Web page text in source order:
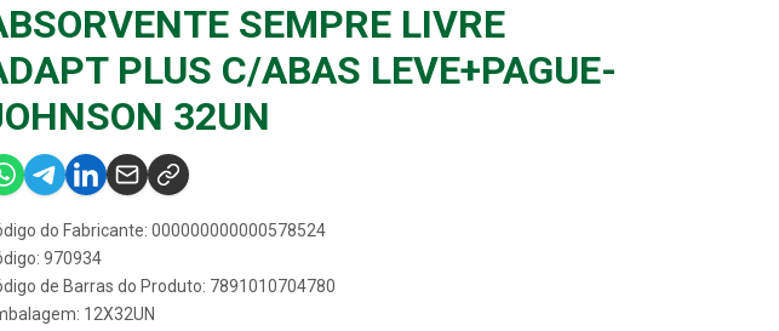
SEMPRE LIVRE
PLUS C/ABAS LEVE+PAGUE-
32UN
do Fabricante: 000000000000578524
970934
de Barras do Produto: 7891010704780
12X32UN